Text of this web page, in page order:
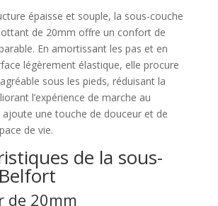
épaisse et souple, la sous-couche
de 20mm offre un confort de
En amortissant les pas et en
légèrement élastique, elle procure
sous les pieds, réduisant la
l’expérience de marche au
ajoute une touche de douceur et de
de vie.
de la sous-
de 20mm